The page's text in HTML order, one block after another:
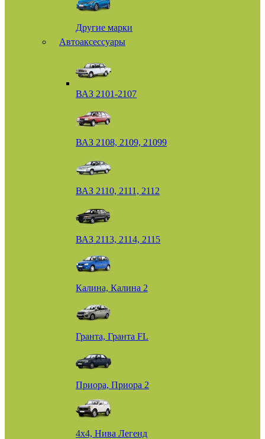
Другие марки
Автоаксессуары
ВАЗ 2101-2107
ВАЗ 2108, 2109, 21099
ВАЗ 2110, 2111, 2112
ВАЗ 2113, 2114, 2115
Калина, Калина 2
Гранта, Гранта FL
Приора, Приора 2
4х4, Нива Легенд